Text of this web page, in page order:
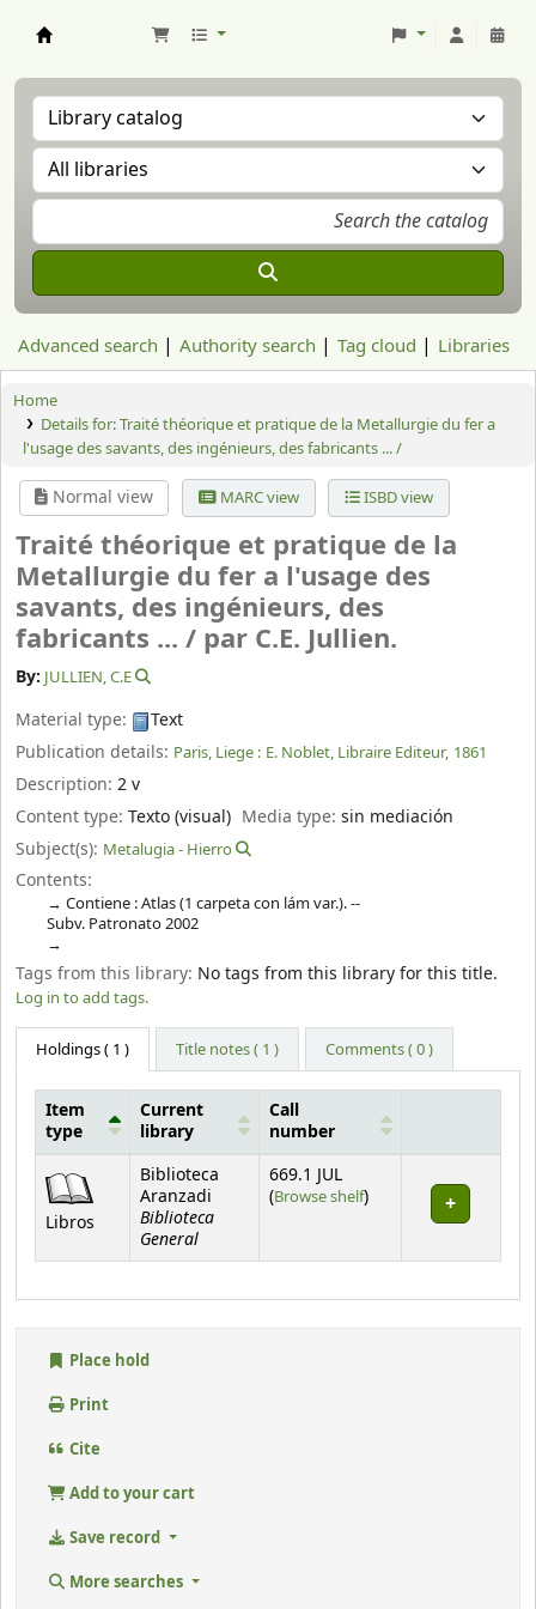
Advanced search Authority search Tag cloud Libraries
Home
Details for:Traité théorique et pratique de la Metallurgie du fer a
l'usage des savants, des ingénieurs, des fabricants ... /
Normal view MARC view ISBD view
Traité théorique et pratique de la
Metallurgie du fer a l'usage des
savants, des ingénieurs, des
fabricants ... / par C.E. Jullien.
By: JULLIEN, C.E
Material type:
Text
Publication details: Paris, Liege : E. Noblet, Libraire Editeur, 1861
Description: 2 v
Content type: Texto (visual) Media type:sin mediación
Subject(s): Metalugia - Hierro
Contents:
Contiene : Atlas (1 carpeta con lám var.). --
Subv. Patronato 2002
Tags from this library: No tags from this library for this title.
Log in to add tags.
Holdings( 1 ) Title notes ( 1 ) Comments ( 0 )
Holdings
Item
type
Current
library
Call
number
Libros
Biblioteca
Aranzadi
Biblioteca
General
669.1 JUL
(Browse shelf(Opens below)
)
Place hold
Print
Cite
Add to your cart
Save record
More searches